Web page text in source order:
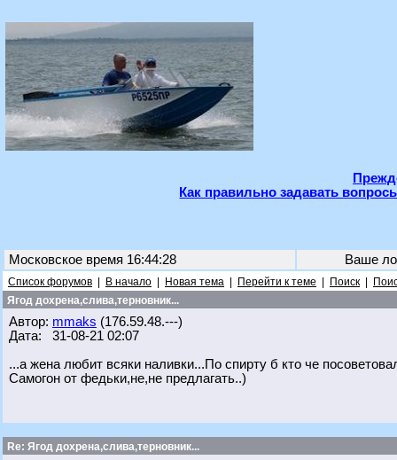
Как правильно задавать
Московское время 16:44:28 Ваше
Список форумов В начало Новая тема Перейти к теме Поиск
Ягод дохрена,слива,терновник...
Автор: mmaks (176.59.48.---)
Дата: 31-08-21 02:07
...а жена любит всяки наливки...По спирту б кто че
Самогон от федьки,не,не предлагать..)
Re: Ягод дохрена,слива,терновник...